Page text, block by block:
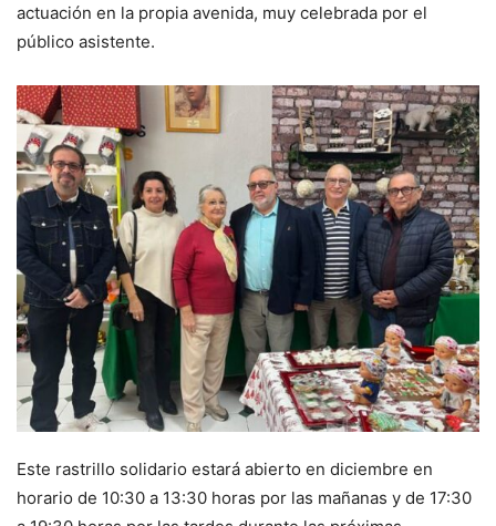
actuación en la propia avenida, muy celebrada por el
público asistente.
Este rastrillo solidario estará abierto en diciembre en
horario de 10:30 a 13:30 horas por las mañanas y de 17:30